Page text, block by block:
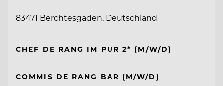
83471 Berchtesgaden, Deutschland
CHEF DE RANG IM PUR 2* (M/W/D)
COMMIS DE RANG BAR (M/W/D)